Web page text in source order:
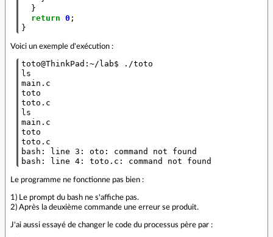
}
return 0 ;
}
Voici un exemple d'exécution :
toto@ThinkPad:~/lab$ ./toto
ls
main.c
toto
toto.c
ls
main.c
toto
toto.c
bash: line 3: oto: command not found
Le programme ne fonctionne pas bien :
1) Le prompt du bash ne s'affiche pas.
2) Après la deuxième commande une erreur se produit.
J'ai aussi essayé de changer le code du processus père par :